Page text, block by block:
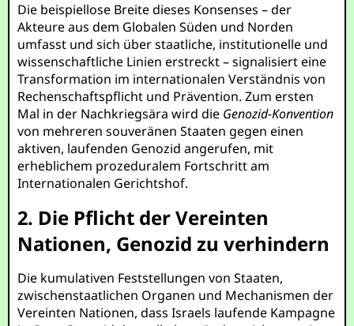
Die beispiellose Breite dieses Konsenses – der
Akteure aus dem Globalen Süden und Norden
umfasst und sich über staatliche, institutionelle und
wissenschaftliche Linien erstreckt – signalisiert eine
Transformation im internationalen Verständnis von
Rechenschaftspflicht und Prävention. Zum ersten
Mal in der Nachkriegsära wird die Genozid-Konvention
von mehreren souveränen Staaten gegen einen
aktiven, laufenden Genozid angerufen, mit
erheblichem prozeduralem Fortschritt am
Internationalen Gerichtshof.
2. Die Pflicht der Vereinten
Nationen, Genozid zu verhindern
Die kumulativen Feststellungen von Staaten,
zwischenstaatlichen Organen und Mechanismen der
Vereinten Nationen, dass Israels laufende Kampagne